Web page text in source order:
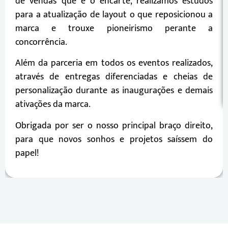
para a atualização de layout o que reposicionou a
marca e trouxe pioneirismo perante a
concorrência.
Além da parceria em todos os eventos realizados,
através de entregas diferenciadas e cheias de
personalização durante as inaugurações e demais
ativações da marca.
Obrigada por ser o nosso principal braço direito,
para que novos sonhos e projetos saíssem do
papel!